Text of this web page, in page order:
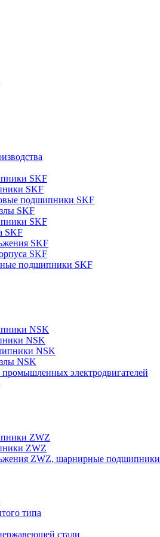
SKF
SKF
подшипники SKF
SKF
SKF
SKF
SKF
SKF
подшипники SKF
NSK
NSK
NSK
NSK
электродвигателей
ZWZ
ZWZ
ZWZ, шарнирные подшипники
типа
стали